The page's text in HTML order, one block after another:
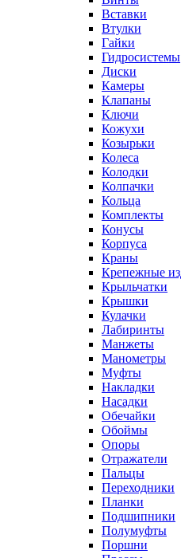
Вставки
Втулки
Гайки
Гидросистемы
Диски
Камеры
Клапаны
Ключи
Кожухи
Козырьки
Колеса
Колодки
Колпачки
Кольца
Комплекты
Конусы
Корпуса
Краны
Крепежные
Крыльчатки
Крышки
Кулачки
Лабиринты
Манжеты
Манометры
Муфты
Накладки
Насадки
Обечайки
Обоймы
Опоры
Отражатели
Пальцы
Переходники
Планки
Подшипники
Полумуфты
Поршни